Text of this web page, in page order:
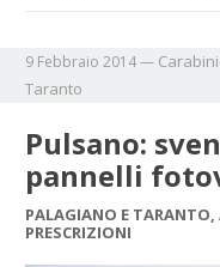
9 Febbraio 2014—
Taranto
Pulsano:
pannelli
PALAGIANO E TARANTO,
PRESCRIZIONI